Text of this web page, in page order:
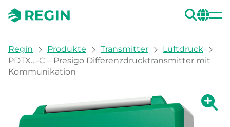
You are here:
Regin Produkte Transmitter
Luftdruck
PDTX…-C – Presigo Differenzdrucktransmitter mit
Kommunikation
Zeige